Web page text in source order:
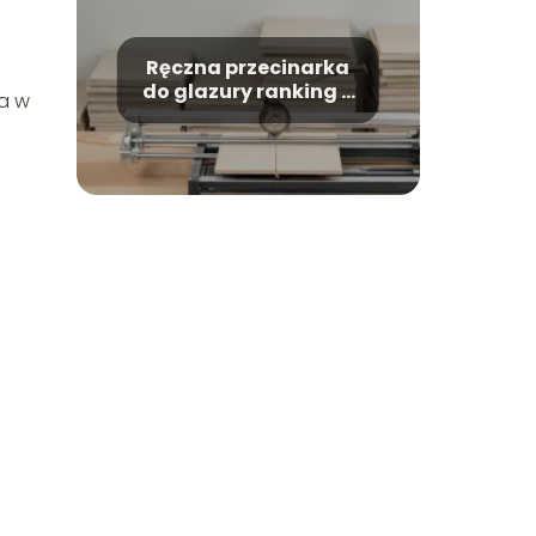
w
Ręczna przecinarka
do glazury ranking –
które modele warto
kupić?